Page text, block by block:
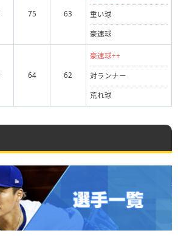
75 63 重い球
豪速球
64 62
豪速球++
対ランナー
荒れ球